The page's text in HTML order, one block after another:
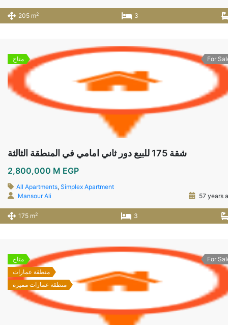
205 m2 3
متاح For
شقة 175 للبيع دور ثاني امامي في المنطقة الثالثة
2,800,000 M EGP
All Apartments, Simplex Apartment
Mansour Ali
57 years
175 m2 3
متاح
منطقة عمارات
منطقة عمارات مميزة
For